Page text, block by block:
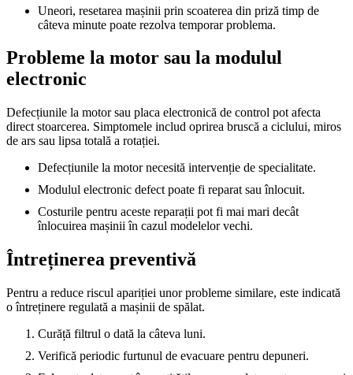
Uneori, resetarea mașinii prin scoaterea din priză timp de
câteva minute poate rezolva temporar problema.
Probleme la motor sau la modulul
electronic
Defecțiunile la motor sau placa electronică de control pot afecta
direct stoarcerea. Simptomele includ oprirea bruscă a ciclului, miros
de ars sau lipsa totală a rotației.
Defecțiunile la motor necesită intervenție de specialitate.
Modulul electronic defect poate fi reparat sau înlocuit.
Costurile pentru aceste reparații pot fi mai mari decât
înlocuirea mașinii în cazul modelelor vechi.
Întreținerea preventivă
Pentru a reduce riscul apariției unor probleme similare, este indicată
o întreținere regulată a mașinii de spălat.
Curăță filtrul o dată la câteva luni.
Verifică periodic furtunul de evacuare pentru depuneri.